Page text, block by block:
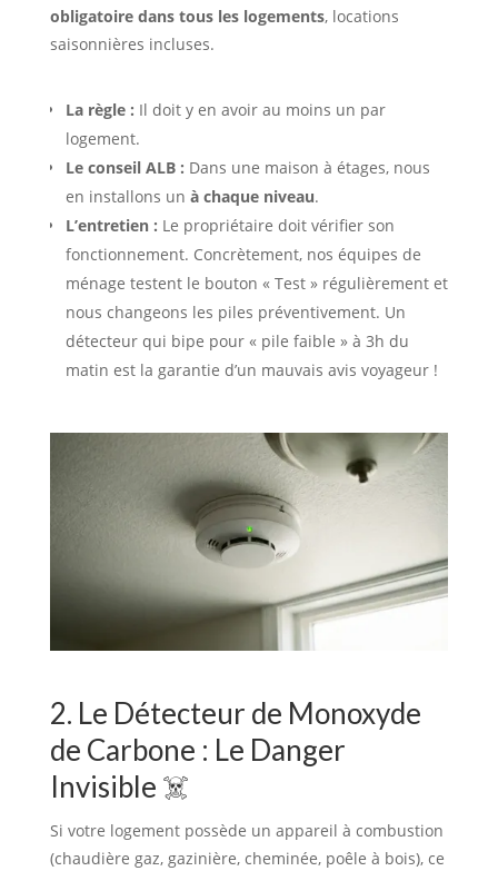
obligatoire dans tous les logements, locations
saisonnières incluses.
La règle : Il doit y en avoir au moins un par
logement.
Le conseil ALB : Dans une maison à étages, nous
en installons un à chaque niveau.
L’entretien : Le propriétaire doit vérifier son
fonctionnement. Concrètement, nos équipes de
ménage testent le bouton « Test » régulièrement et
nous changeons les piles préventivement. Un
détecteur qui bipe pour « pile faible » à 3h du
matin est la garantie d’un mauvais avis voyageur !
2. Le Détecteur de Monoxyde
de Carbone : Le Danger
Invisible ☠️
Si votre logement possède un appareil à combustion
(chaudière gaz, gazinière, cheminée, poêle à bois), ce